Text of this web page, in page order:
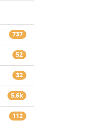
737
52
32
5.6k
112